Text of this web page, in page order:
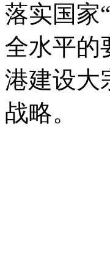
落实国家
全水平的
港建设大
战略。